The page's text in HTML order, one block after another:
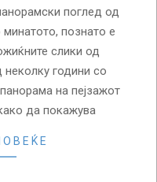
поглед од
познато е
слики од
неколку години со
на пејзажот
да покажува